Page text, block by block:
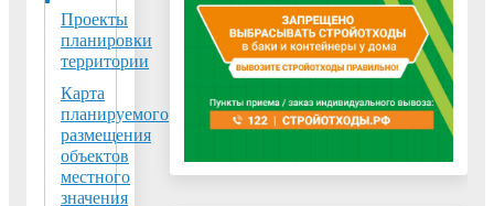
Проекты
планировки
территории
Карта
планируемого
размещения
объектов
местного
значения
и
муниципальных
Московской
области
государственной
услуги